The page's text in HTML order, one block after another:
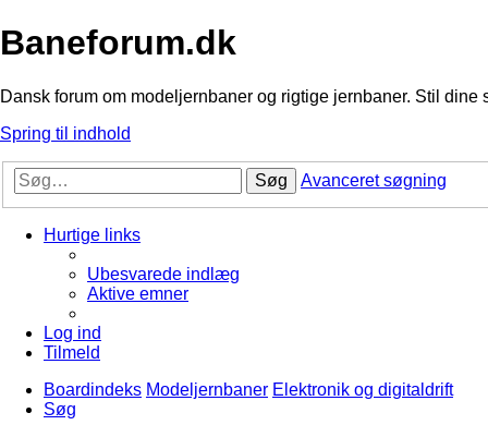
Baneforum.dk
Dansk forum om modeljernbaner og rigtige jernbaner. Stil dine
Spring til indhold
Søg Avanceret søgning
Hurtige links
Ubesvarede indlæg
Aktive emner
Log ind
Tilmeld
Boardindeks Modeljernbaner Elektronik og digitaldrift
Søg